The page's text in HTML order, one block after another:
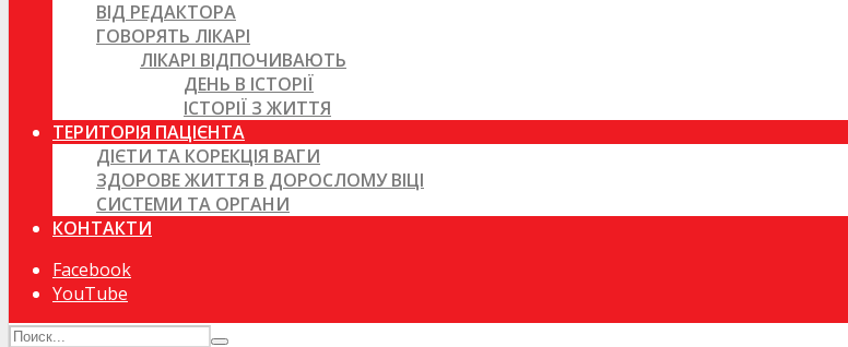
ВІД РЕДАКТОРА
ГОВОРЯТЬ ЛІКАРІ
ЛІКАРІ ВІДПОЧИВАЮТЬ
ДЕНЬ В ІСТОРІЇ
ІСТОРІЇ З ЖИТТЯ
ТЕРИТОРІЯ ПАЦІЄНТА
ДІЄТИ ТА КОРЕКЦІЯ ВАГИ
ЗДОРОВЕ ЖИТТЯ В ДОРОСЛОМУ ВІЦІ
СИСТЕМИ ТА ОРГАНИ
КОНТАКТИ
Facebook
YouTube